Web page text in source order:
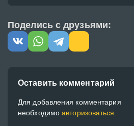
Поделись с друзьями:
Оставить комментарий
Для добавления комментария
необходимоавторизоваться.